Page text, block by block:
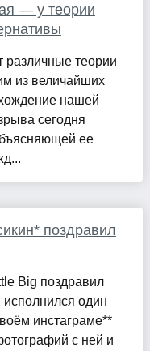
— у теории
теории
из величайших
нашей
сегодня
ее
поздравил
Big поздравил
один
инстаграме**
с ней и